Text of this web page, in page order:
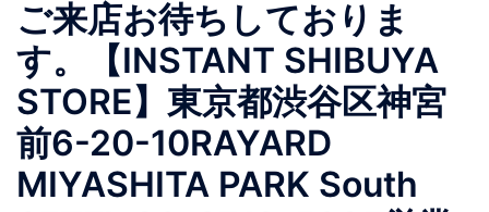
ご来店お待ちしておりま
す。【INSTANT SHIBUYA
STORE】東京都渋谷区神宮
前6-20-10RAYARD
MIYASHITA PARK South